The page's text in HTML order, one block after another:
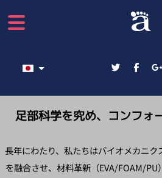
あなたが使う言語を選んでください
足部科学を究め、コンフォ
長年にわたり、私たちはバイオメカニ
を融合させ、材料革新（EVA/FOAM/PU